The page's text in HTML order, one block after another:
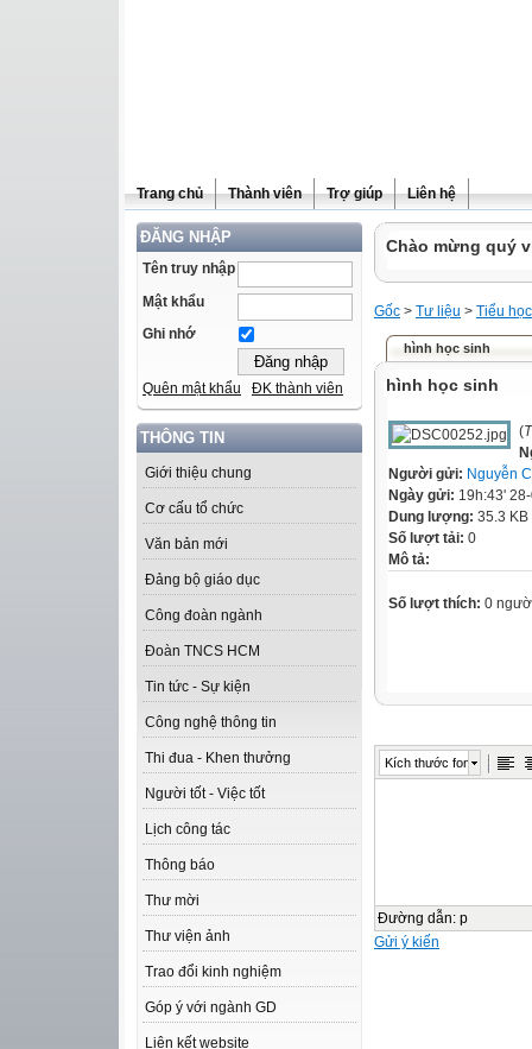
Trang chủ Thành viên Trợ giúp Liên hệ
ĐĂNG NHẬP
Tên truy nhập
Mật khẩu
Ghi nhớ
Quên mật khẩu ĐK thành viên
THÔNG TIN
Giới thiệu chung
Cơ cấu tổ chức
Văn bản mới
Đảng bộ giáo dục
Công đoàn ngành
Đoàn TNCS HCM
Tin tức - Sự kiện
Công nghệ thông tin
Thi đua - Khen thưởng
Người tốt - Việc tốt
Lịch công tác
Thông báo
Thư mời
Thư viện ảnh
Trao đổi kinh nghiệm
Góp ý với ngành GD
Liên kết website
Chào mừng quý
Gốc > Tư liệu > Tiểu học
hình học sinh
hình học sinh
(
Người gửi: Nguyễn
Ngày gửi: 19h:43'
Dung lượng: 35.3 KB
Số lượt tải: 0
Mô tả:
Số lượt thích: 0
Kích thước font
Đường dẫn: p
Gửi ý kiến